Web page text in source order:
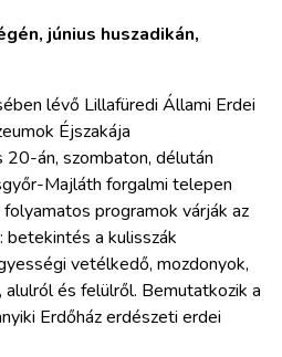
június huszadikán,
lévő Lillafüredi Állami Erdei
Éjszakája
20-án, szombaton, délután
Majláth forgalmi telepen
programok várják az
a kulisszák
vetélkedő, mozdonyok,
alulról és felülről. Bemutatkozik a
Erdőház erdészeti erdei